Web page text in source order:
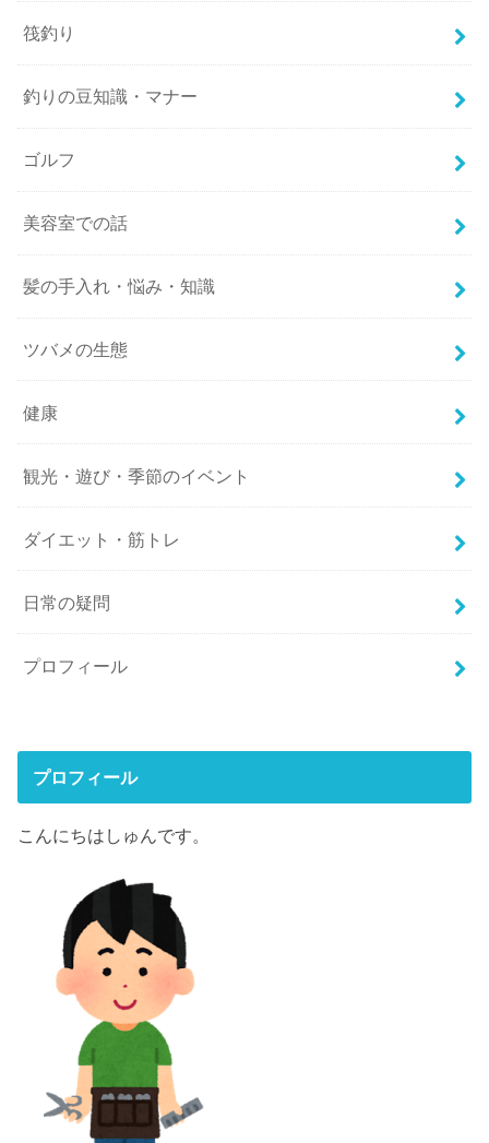
筏釣り
釣りの豆知識・マナー
ゴルフ
美容室での話
髪の手入れ・悩み・知識
ツバメの生態
健康
観光・遊び・季節のイベント
ダイエット・筋トレ
日常の疑問
プロフィール
プロフィール
こんにちはしゅんです。